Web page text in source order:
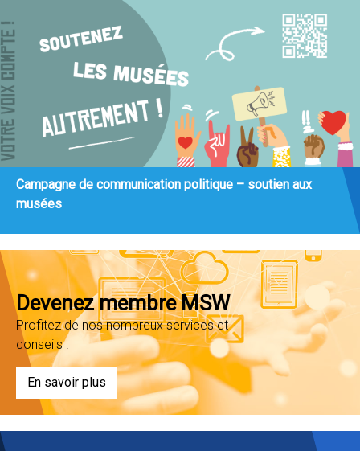
Campagne de communication politique – soutien aux
musées
Devenez membre MSW
Profitez de nos nombreux services et
conseils !
En savoir plus